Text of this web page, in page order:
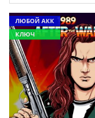
ЛЮБОЙ АКК
КЛЮЧ